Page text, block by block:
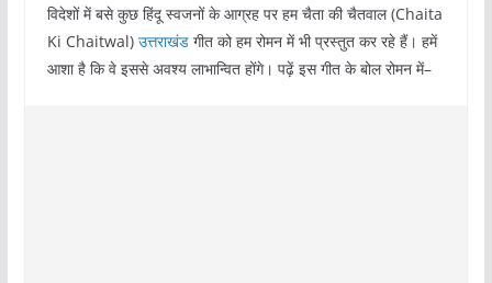
विदेशों में बसे कुछ हिंदू स्वजनों के आग्रह पर हम चैता की चैतवाल (Chaita
Ki Chaitwal) उत्तराखंडगीत को हम रोमन में भी प्रस्तुत कर रहे हैं। हमें
आशा है कि वे इससे अवश्य लाभान्वित होंगे। पढ़ें इस गीत के बोल रोमन में–